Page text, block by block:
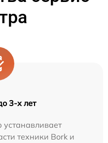
3-х лет
техники Bork и